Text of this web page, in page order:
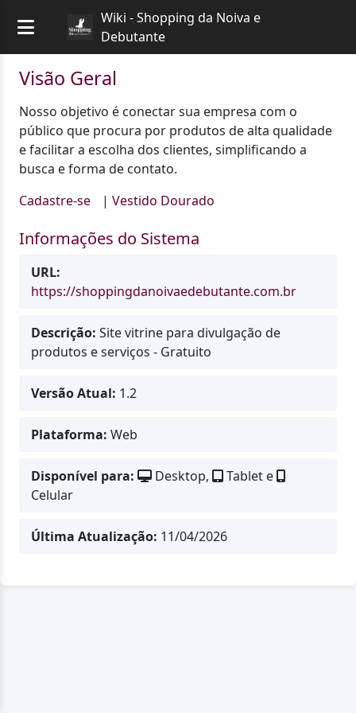
Wiki - Shopping da Noiva e
Debutante
Visão Geral
Nosso objetivo é conectar sua empresa com o
público que procura por produtos de alta qualidade
e facilitar a escolha dos clientes, simplificando a
busca e forma de contato.
Cadastre-se
| Vestido Dourado
Informações do Sistema
URL:
https://shoppingdanoivaedebutante.com.br
Descrição: Site vitrine para divulgação de
produtos e serviços - Gratuito
Versão Atual: 1.2
Plataforma: Web
Disponível para: Desktop,
Tablet e
Celular
Última Atualização: 11/04/2026